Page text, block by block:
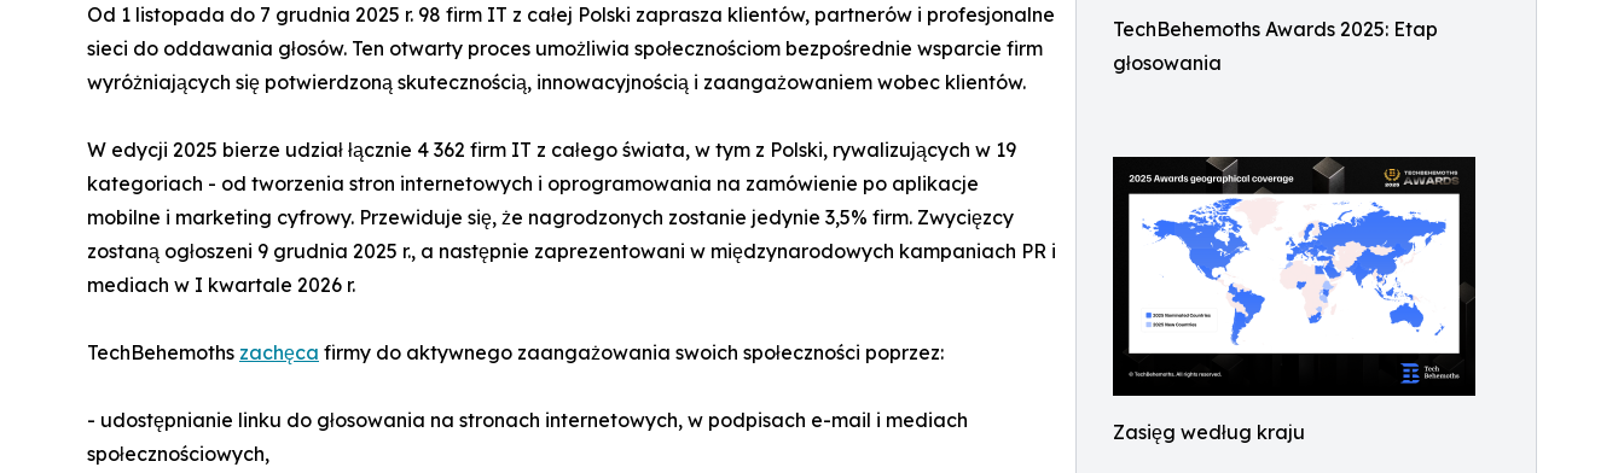
TechBehemoths Awards 2025: Etap
głosowania
Zasięg według kraju
Od 1 listopada do 7 grudnia 2025 r. 98 firm IT z całej Polski zaprasza klientów, partnerów i profesjonalne
sieci do oddawania głosów. Ten otwarty proces umożliwia społecznościom bezpośrednie wsparcie firm
wyróżniających się potwierdzoną skutecznością, innowacyjnością i zaangażowaniem wobec klientów.
W edycji 2025 bierze udział łącznie 4 362 firm IT z całego świata, w tym z Polski, rywalizujących w 19
kategoriach - od tworzenia stron internetowych i oprogramowania na zamówienie po aplikacje
mobilne i marketing cyfrowy. Przewiduje się, że nagrodzonych zostanie jedynie 3,5% firm. Zwycięzcy
zostaną ogłoszeni 9 grudnia 2025 r., a następnie zaprezentowani w międzynarodowych kampaniach PR i
mediach w I kwartale 2026 r.
TechBehemoths zachęca firmy do aktywnego zaangażowania swoich społeczności poprzez:
- udostępnianie linku do głosowania na stronach internetowych, w podpisach e-mail i mediach
społecznościowych,